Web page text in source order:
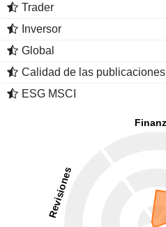
Trader
Inversor
Global
Calidad de las publicaciones
ESG MSCI